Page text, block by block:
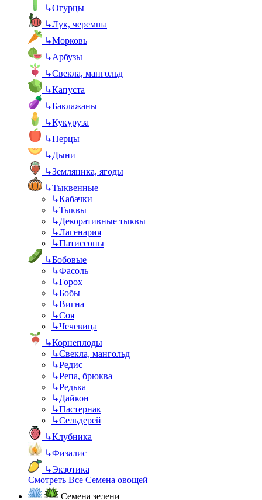
↳Огурцы
↳Лук, черемша
↳Морковь
↳Арбузы
↳Свекла, мангольд
↳Капуста
↳Баклажаны
↳Кукуруза
↳Перцы
↳Дыни
↳Земляника, ягоды
↳Тыквенные
↳Кабачки
↳Тыквы
↳Декоративные тыквы
↳Лагенария
↳Патиссоны
↳Бобовые
↳Фасоль
↳Горох
↳Бобы
↳Вигна
↳Соя
↳Чечевица
↳Корнеплоды
↳Свекла, мангольд
↳Редис
↳Репа, брюква
↳Редька
↳Дайкон
↳Пастернак
↳Сельдерей
↳Клубника
↳Физалис
↳Экзотика
Смотреть Все Семена овощей
Семена зелени